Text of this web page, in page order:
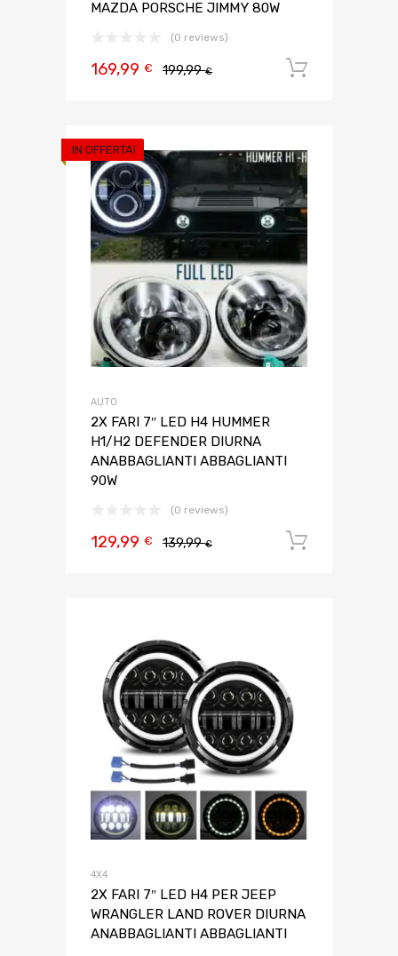
MAZDA PORSCHE JIMMY 80W
(0 reviews)
199,99€
169,99 €
IN OFFERTA!
AUTO
2X FARI 7″ LED H4 HUMMER
H1/H2 DEFENDER DIURNA
ANABBAGLIANTI ABBAGLIANTI
90W
(0 reviews)
139,99€
129,99 €
4X4
2X FARI 7″ LED H4 PER JEEP
WRANGLER LAND ROVER DIURNA
ANABBAGLIANTI ABBAGLIANTI